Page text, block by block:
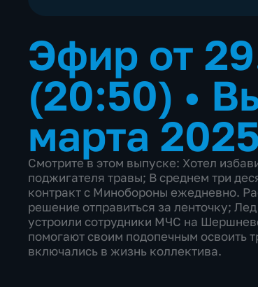
Эфир от
(20:50) •
марта
Смотрите в этом выпуске: Хотел
поджигателя травы; В среднем три
контракт с Минобороны ежедневно.
решение отправиться за ленточку;
устроили сотрудники МЧС на
помогают своим подопечным освоить
включались в жизнь коллектива.